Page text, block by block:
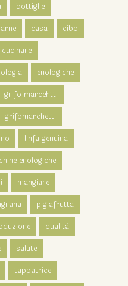
bottiglie
casa
cibo
cucinare
enologiche
grifo marcehtti
grifomarchetti
linfa genuina
enologiche
mangiare
pigiafrutta
qualità
salute
tappatrice